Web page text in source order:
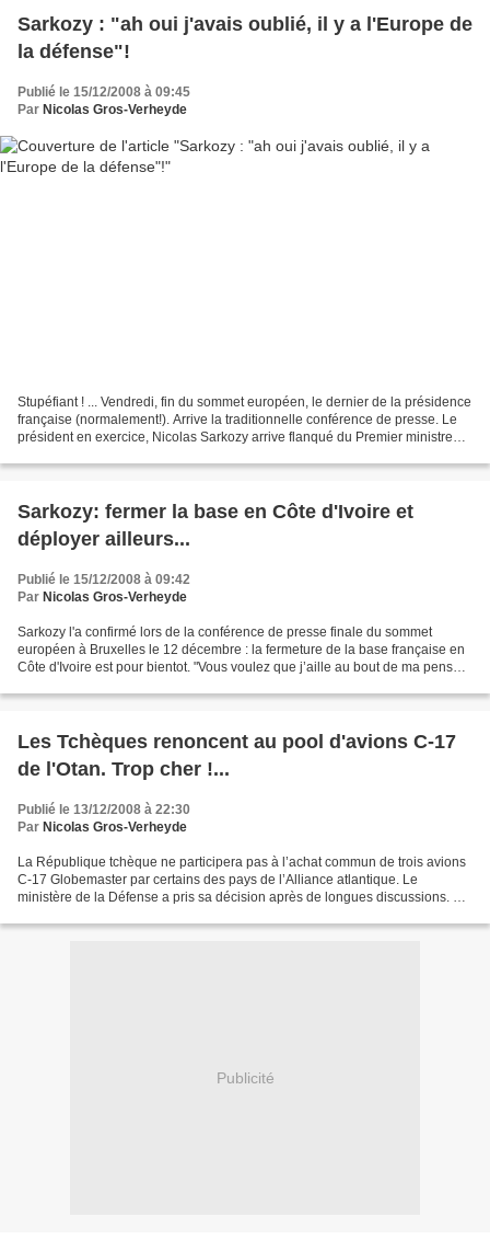
Sarkozy : "ah oui j'avais oublié, il y a l'Europe de
la défense"!
Publié le 15/12/2008 à 09:45
Par Nicolas Gros-Verheyde
Stupéfiant ! ... Vendredi, fin du sommet européen, le dernier de la présidence
française (normalement!). Arrive la traditionnelle conférence de presse. Le
président en exercice, Nicolas Sarkozy arrive flanqué du Premier ministre
Sarkozy: fermer la base en Côte d'Ivoire et
déployer ailleurs...
Publié le 15/12/2008 à 09:42
Par Nicolas Gros-Verheyde
Sarkozy l'a confirmé lors de la conférence de presse finale du sommet
européen à Bruxelles le 12 décembre : la fermeture de la base française en
Côte d'Ivoire est pour bientot. "Vous voulez que j’aille au bout de ma pensée,
Les Tchèques renoncent au pool d'avions C-17
de l'Otan. Trop cher !...
Publié le 13/12/2008 à 22:30
Par Nicolas Gros-Verheyde
La République tchèque ne participera pas à l’achat commun de trois avions
C-17 Globemaster par certains des pays de l’Alliance atlantique. Le
ministère de la Défense a pris sa décision après de longues discussions. La
Publicité